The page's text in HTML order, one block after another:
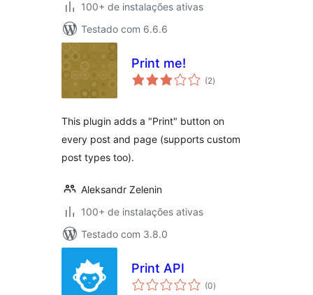
100+ de instalações ativas
Testado com 6.6.6
Print me!
(2total
de
)
This plugin adds a "Print" button on
every post and page (supports custom
post types too).
Aleksandr Zelenin
100+ de instalações ativas
Testado com 3.8.0
Print API
(0total
de
)